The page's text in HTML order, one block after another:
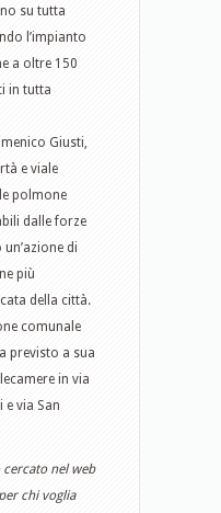
su tutta
l’impianto
a oltre 150
in tutta
Giusti,
e viale
polmone
dalle forze
di
più
della città.
comunale
previsto a sua
in via
e via San
cercato nel web
chi voglia